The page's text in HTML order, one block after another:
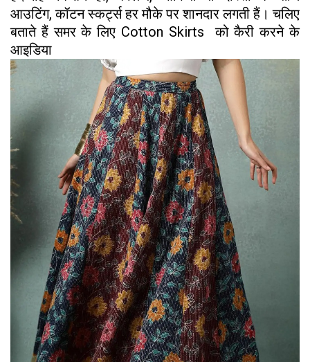
आउटिंग, कॉटन स्कर्ट्स हर मौके पर शानदार लगती हैं। चलिए
बताते हैं समर के लिए Cotton Skirts को कैरी करने के
आइडिया